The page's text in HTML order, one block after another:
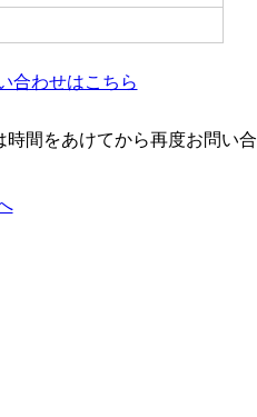
間をあけてから再度お問い合